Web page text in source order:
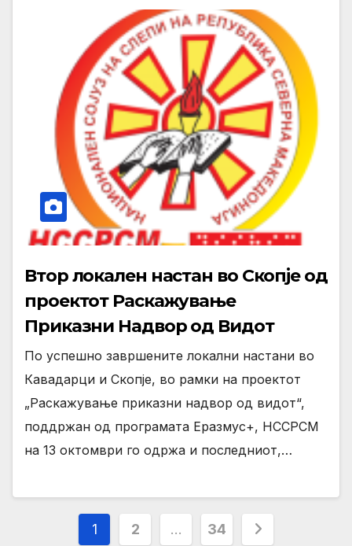
Втор локален настан во Скопје од
проектот Раскажување
Приказни Надвор од Видот
По успешно завршените локални настани во
Кавадарци и Скопје, во рамки на проектот
„Раскажување приказни надвор од видот“,
поддржан од програмата Еразмус+, НССРСМ
на 13 октомври го одржа и последниот,…
Posts
1 2 … 34